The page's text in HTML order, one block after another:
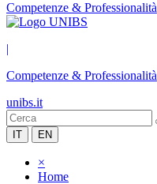
Competenze & Professionalità
|
Competenze & Professionalità
unibs.it
IT EN
×
Home